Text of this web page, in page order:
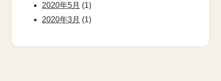
2020年5月 (1)
2020年3月 (1)